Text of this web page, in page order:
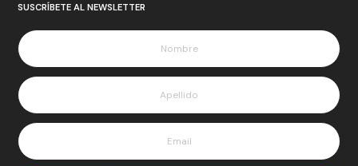
SUSCRÍBETE AL NEWSLETTER